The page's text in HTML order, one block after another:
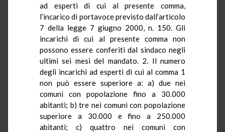
ad esperti di cui al presente comma,
l’incarico di portavoce previsto dall’articolo
7 della legge 7 giugno 2000, n. 150. Gli
incarichi di cui al presente comma non
possono essere conferiti dal sindaco negli
ultimi sei mesi del mandato. 2. Il numero
degli incarichi ad esperti di cui al comma 1
non può essere superiore a: a) due nei
comuni con popolazione fino a 30.000
abitanti; b) tre nei comuni con popolazione
superiore a 30.000 e fino a 250.000
abitanti; c) quattro nei comuni con